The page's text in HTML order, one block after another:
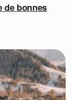
de bonnes